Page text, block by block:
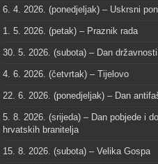
6. 4. 2026. (ponedjeljak) – Uskrsni
1. 5. 2026. (petak) – Praznik rada
30. 5. 2026. (subota) – Dan državnosti
4. 6. 2026. (četvrtak) – Tijelovo
22. 6. 2026. (ponedjeljak) – Dan
5. 8. 2026. (srijeda) – Dan pobjede i
hrvatskih branitelja
15. 8. 2026. (subota) – Velika Gospa